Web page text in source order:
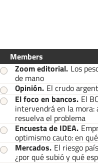
Members
Zoom editorial. Los
de mano
Opinión. El crudo
El foco en bancos. El
intervendrá en la
resuelva el problema
Encuesta de IDEA.
optimismo cauto: en
Mercados. El riesgo
¿por qué subió y qué